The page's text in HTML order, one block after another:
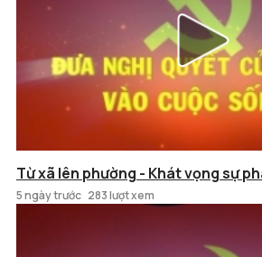
Từ xã lên phường - Khát vọng sự
5 ngày trước 283 lượt xem